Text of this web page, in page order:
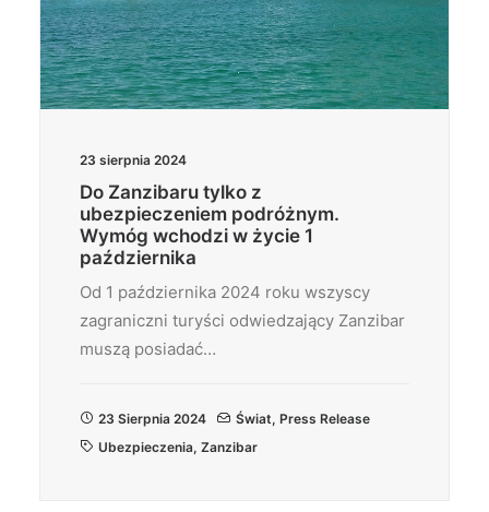
23 sierpnia 2024
Do Zanzibaru tylko z
ubezpieczeniem podróżnym.
Wymóg wchodzi w życie 1
października
Od 1 października 2024 roku wszyscy
zagraniczni turyści odwiedzający Zanzibar
muszą posiadać…
23 Sierpnia 2024 Świat, Press Release
Ubezpieczenia, Zanzibar